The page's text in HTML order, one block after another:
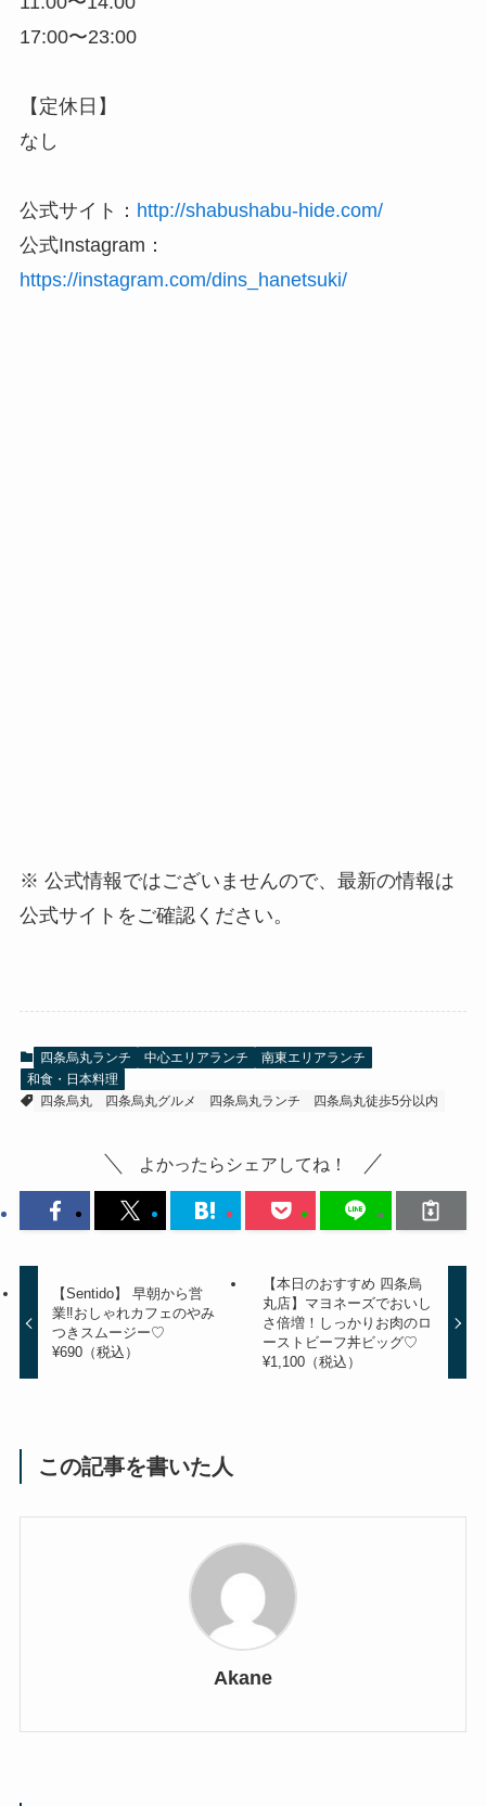
17:00〜23:00
【定休日】
なし
公式サイト： http://shabushabu-hide.com/
公式Instagram：
https://instagram.com/dins_hanetsuki/
※ 公式情報ではございませんので、最新の情報は
公式サイトをご確認ください。
四条烏丸ランチ 中心エリアランチ
南東エリアランチ
和食・日本料理
四条烏丸
四条烏丸グルメ 四条烏丸ランチ 四条烏丸徒歩5分以内
よかったらシェアしてね！
【Sentido】 早朝から営
業‼おしゃれカフェのやみ
つきスムージー♡
¥690（税込）
【本日のおすすめ 四条烏
丸店】マヨネーズでおいし
さ倍増！しっかりお肉のロ
ーストビーフ丼ビッグ♡
¥1,100（税込）
この記事を書いた人
Akane